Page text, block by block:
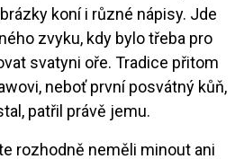
koní i různé nápisy. Jde
zvyku, kdy bylo třeba pro
svatyni oře. Tradice přitom
neboť první posvátný kůň,
patřil právě jemu.
rozhodně neměli minout ani